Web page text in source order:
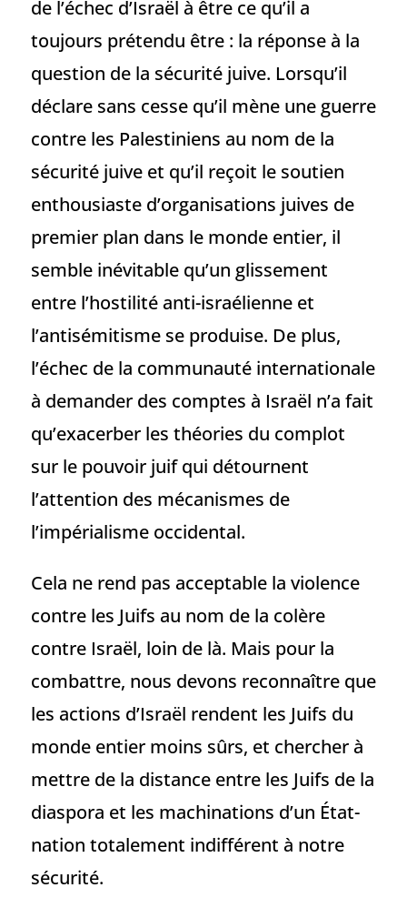
de l’échec d’Israël à être ce qu’il a
toujours prétendu être : la réponse à la
question de la sécurité juive. Lorsqu’il
déclare sans cesse qu’il mène une guerre
contre les Palestiniens au nom de la
sécurité juive et qu’il reçoit le soutien
enthousiaste d’organisations juives de
premier plan dans le monde entier, il
semble inévitable qu’un glissement
entre l’hostilité anti-israélienne et
l’antisémitisme se produise. De plus,
l’échec de la communauté internationale
à demander des comptes à Israël n’a fait
qu’exacerber les théories du complot
sur le pouvoir juif qui détournent
l’attention des mécanismes de
l’impérialisme occidental.
Cela ne rend pas acceptable la violence
contre les Juifs au nom de la colère
contre Israël, loin de là. Mais pour la
combattre, nous devons reconnaître que
les actions d’Israël rendent les Juifs du
monde entier moins sûrs, et chercher à
mettre de la distance entre les Juifs de la
diaspora et les machinations d’un État-
nation totalement indifférent à notre
sécurité.